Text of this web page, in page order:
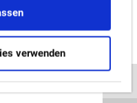
verwenden